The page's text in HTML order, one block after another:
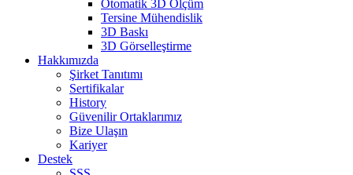
Otomatik 3D Ölçüm
Tersine Mühendislik
3D Baskı
3D Görselleştirme
Hakkımızda
Şirket Tanıtımı
Sertifikalar
History
Güvenilir Ortaklarımız
Bize Ulaşın
Kariyer
Destek